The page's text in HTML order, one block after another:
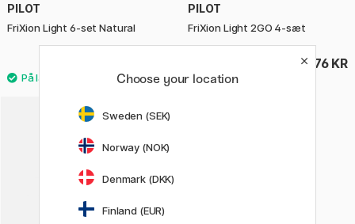
PILOT
FriXion Light 6-set Natural
PILOT
FriXion Light 2GO 4-sæt
76 KR
Choose your location
Sweden (SEK)
Norway (NOK)
Denmark (DKK)
Finland (EUR)